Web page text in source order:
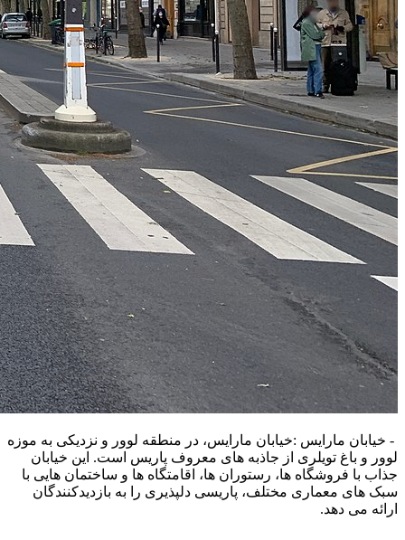
- خیابان مارایس :خیابان مارایس، در منطقه لوور و نزدیکی به موزه
لوور و باغ تویلری از جاذبه‌ های معروف پاریس است. این خیابان
جذاب با فروشگاه‌ ها، رستوران‌ ها، اقامتگاه ها و ساختمان‌ هایی با
سبک‌ های معماری مختلف، پاریسی دلپذیری را به بازدیدکنندگان
ارائه می‌ دهد.